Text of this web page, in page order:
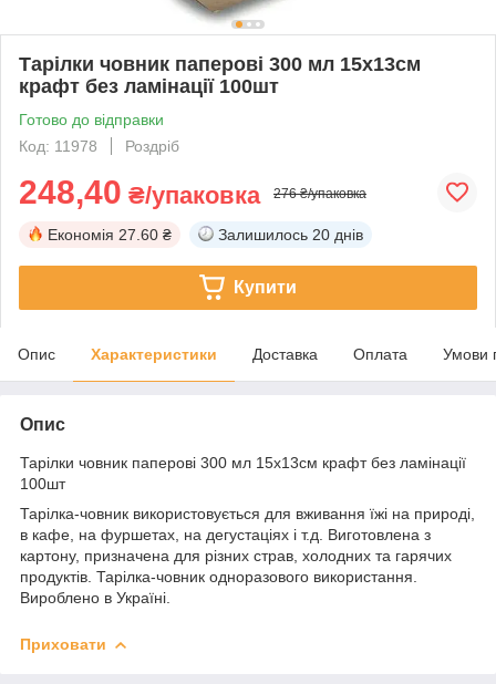
Тарілки човник паперові 300 мл 15х13см
крафт без ламінації 100шт
Готово до відправки
Код: 11978
Роздріб
248,40 ₴/упаковка 276 ₴/упаковка
Економія 27.60 ₴ Залишилось 20 днів
Купити
Опис Характеристики Доставка Оплата Умови
Опис
Тарілки човник паперові 300 мл 15х13см крафт без ламінації
100шт
Тарілка-човник використовується для вживання їжі на природі,
в кафе, на фуршетах, на дегустаціях і т.д. Виготовлена з
картону, призначена для різних страв, холодних та гарячих
продуктів. Тарілка-човник одноразового використання.
Вироблено в Україні.
Приховати